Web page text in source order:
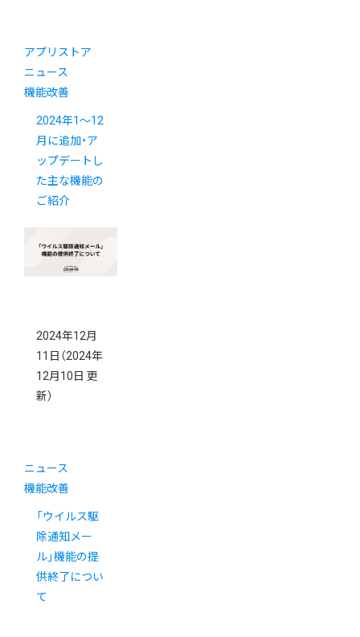
アプリストア
ニュース
機能改善
2024年1～12
月に追加・ア
ップデートし
た主な機能の
ご紹介
2024年12月
11日 （2024年
12月10日 更
新）
ニュース
機能改善
「ウイルス駆
除通知メー
ル」機能の提
供終了につい
て